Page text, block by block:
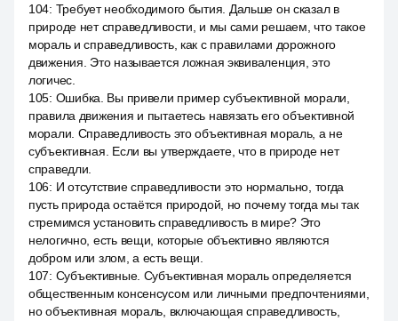
104: Требует необходимого бытия. Дальше он сказал в
природе нет справедливости, и мы сами решаем, что такое
мораль и справедливость, как с правилами дорожного
движения. Это называется ложная эквиваленция, это
логичес.
105: Ошибка. Вы привели пример субъективной морали,
правила движения и пытаетесь навязать его объективной
морали. Справедливость это объективная мораль, а не
субъективная. Если вы утверждаете, что в природе нет
справедли.
106: И отсутствие справедливости это нормально, тогда
пусть природа остаётся природой, но почему тогда мы так
стремимся установить справедливость в мире? Это
нелогично, есть вещи, которые объективно являются
добром или злом, а есть вещи.
107: Субъективные. Субъективная мораль определяется
общественным консенсусом или личными предпочтениями,
но объективная мораль, включающая справедливость,